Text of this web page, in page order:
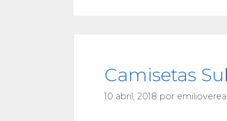
Camisetas
10 abril, 2018 por